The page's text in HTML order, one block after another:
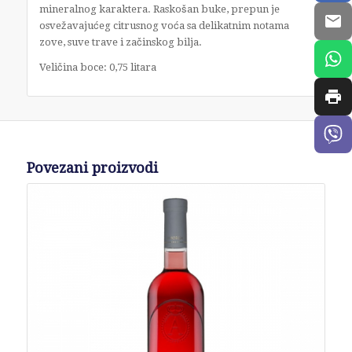
mineralnog karaktera. Raskošan buke, prepun je
osvežavajućeg citrusnog voća sa delikatnim notama
zove, suve trave i začinskog bilja.
Veličina boce: 0,75 litara
Povezani proizvodi